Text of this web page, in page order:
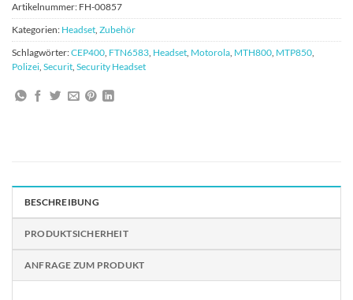
Artikelnummer: FH-00857
Kategorien: Headset Zubehör
Schlagwörter:CEP400 FTN6583 Headset Motorola MTH800 MTP850
Polizei Securit Security Headset
BESCHREIBUNG
PRODUKTSICHERHEIT
ANFRAGE ZUM PRODUKT